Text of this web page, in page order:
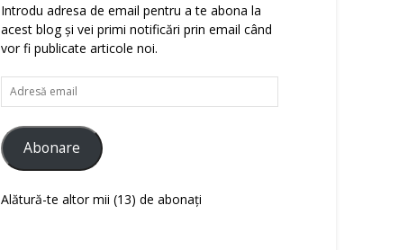
Introdu adresa de email pentru a te abona la
acest blog și vei primi notificări prin email când
vor fi publicate articole noi.
Adresă
email
Abonare
Alătură-te altor mii (13) de abonați